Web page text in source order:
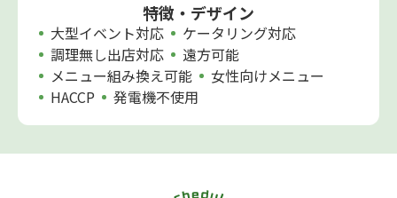
特徴・デザイン
大型イベント対応
ケータリング対応
調理無し出店対応
遠方可能
メニュー組み換え可能
女性向けメニュー
HACCP
発電機不使用